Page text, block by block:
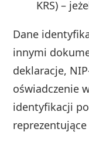
KRS) –
Dane
innymi
deklaracje,
oświadczenie
identyfikacji